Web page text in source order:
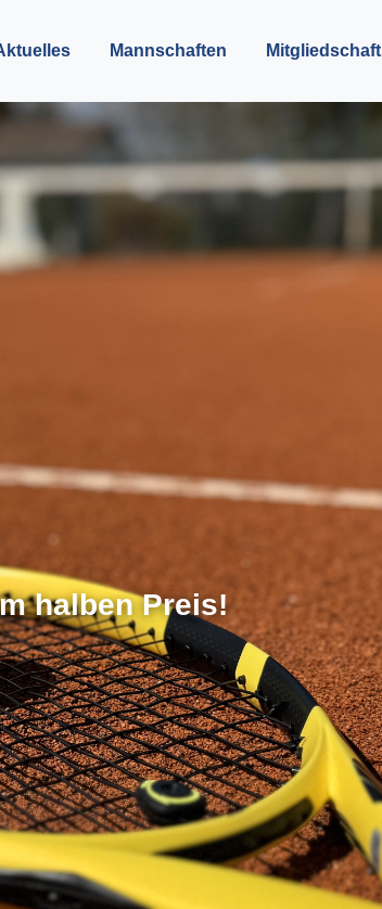
Mannschaften Mitgliedschaft
halben Preis!